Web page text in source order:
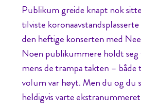
Publikum greide knapt nok
tilviste
den heftige konserten med
Noen publikummere holdt seg
mens de trampa takten – både
volum var høyt. Men du og du
heldigvis varte